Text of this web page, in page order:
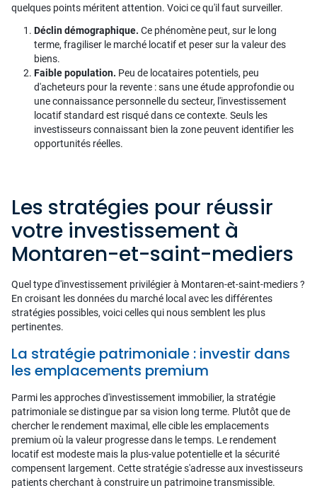
quelques points méritent attention. Voici ce qu'il faut surveiller.
Déclin démographique. Ce phénomène peut, sur le long
terme, fragiliser le marché locatif et peser sur la valeur des
biens.
Faible population. Peu de locataires potentiels, peu
d'acheteurs pour la revente : sans une étude approfondie ou
une connaissance personnelle du secteur, l'investissement
locatif standard est risqué dans ce contexte. Seuls les
investisseurs connaissant bien la zone peuvent identifier les
opportunités réelles.
Les stratégies pour réussir
votre investissement à
Montaren-et-saint-mediers
Quel type d'investissement privilégier à Montaren-et-saint-mediers ?
En croisant les données du marché local avec les différentes
stratégies possibles, voici celles qui nous semblent les plus
pertinentes.
La stratégie patrimoniale : investir dans
les emplacements premium
Parmi les approches d'investissement immobilier, la stratégie
patrimoniale se distingue par sa vision long terme. Plutôt que de
chercher le rendement maximal, elle cible les emplacements
premium où la valeur progresse dans le temps. Le rendement
locatif est modeste mais la plus-value potentielle et la sécurité
compensent largement. Cette stratégie s'adresse aux investisseurs
patients cherchant à construire un patrimoine transmissible.